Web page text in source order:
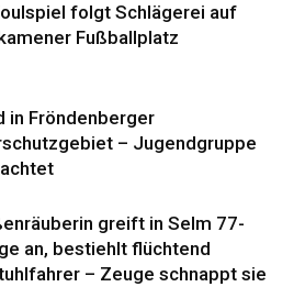
folgt Schlägerei auf
Fußballplatz
in Fröndenberger
– Jugendgruppe
greift in Selm 77-
an, bestiehlt flüchtend
– Zeuge schnappt sie